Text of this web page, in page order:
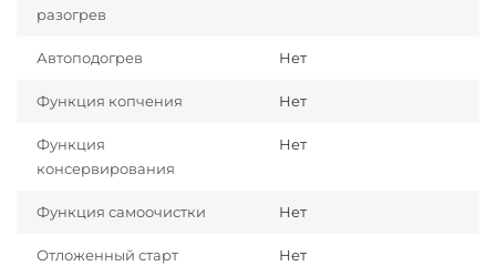
разогрев
Автоподогрев Нет
Функция копчения Нет
Функция
консервирования
Нет
Функция самоочистки Нет
Отложенный старт Нет